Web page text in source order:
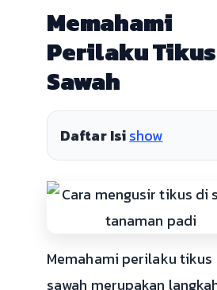
Memahami
Perilaku Tikus
Sawah
Daftar Isishow
Memahami perilaku tikus
sawah merupakan